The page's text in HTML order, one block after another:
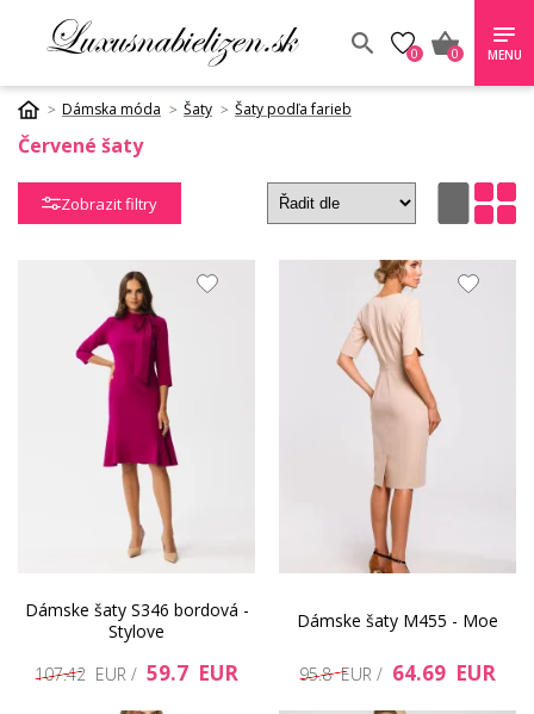
0 0 MENU
Dámska móda Šaty Šaty podľa farieb
Červené šaty
Zobrazit filtry
Dámske šaty S346 bordová -
Stylove
107.42 EUR / 59.7 EUR
Dámske šaty M455 - Moe
95.8 EUR / 64.69 EUR